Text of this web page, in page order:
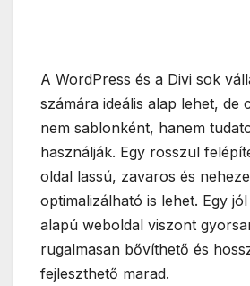
A WordPress és a Divi sok
számára ideális alap lehet, de
nem sablonként, hanem
használják. Egy rosszul
oldal lassú, zavaros és
optimalizálható is lehet. Egy
alapú weboldal viszont
rugalmasan bővíthető és
fejleszthető marad.